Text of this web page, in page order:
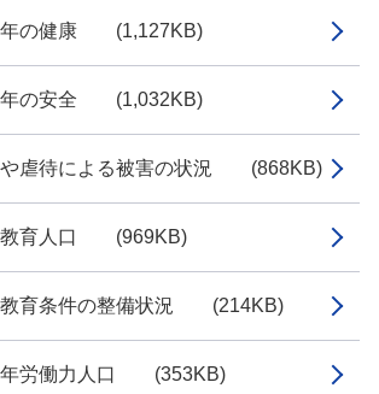
の健康 (1,127KB)
の安全 (1,032KB)
虐待による被害の状況 (868KB)
育人口 (969KB)
育条件の整備状況 (214KB)
労働力人口 (353KB)